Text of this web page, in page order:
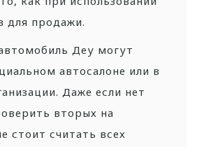
для продажи.
Деу могут
автосалоне или в
Даже если нет
вторых на
стоит считать всех